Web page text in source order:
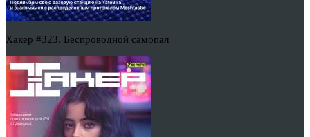
Хакер #323. Беспроводной самопал